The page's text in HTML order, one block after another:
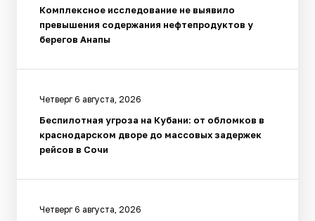
Комплексное исследование не выявило
превышения содержания нефтепродуктов у
берегов Анапы
Четверг 6 августа, 2026
Беспилотная угроза на Кубани: от обломков в
краснодарском дворе до массовых задержек
рейсов в Сочи
Четверг 6 августа, 2026